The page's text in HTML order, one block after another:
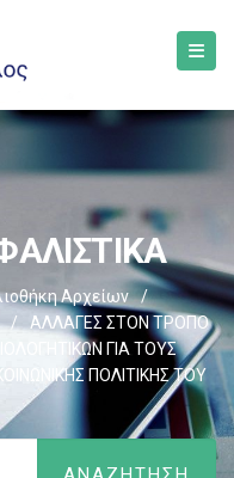
Αρχείων
/
/
ΑΛΛΑΓΕΣ ΣΤΟΝ ΤΡΟΠΟ
ΓΙΑ ΤΟΥΣ
ΠΟΛΙΤΙΚΗΣ ΤΟΥ